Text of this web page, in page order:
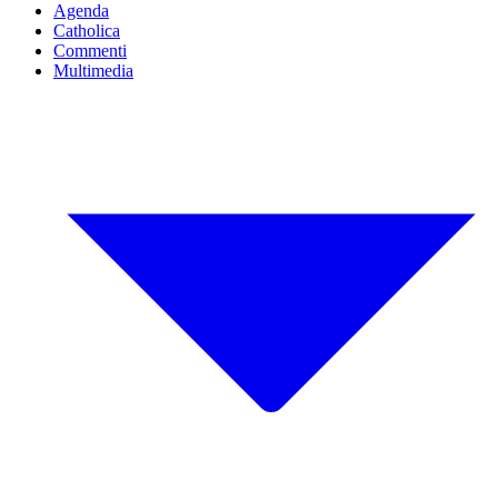
Agenda
Catholica
Commenti
Multimedia